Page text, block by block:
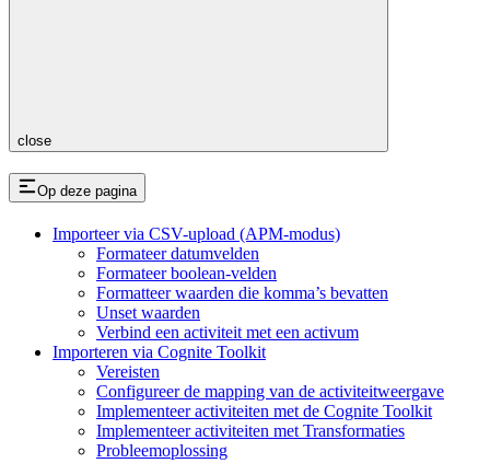
close
Op deze pagina
Importeer via CSV-upload (APM-modus)
Formateer datumvelden
Formateer boolean-velden
Formatteer waarden die komma’s bevatten
Unset waarden
Verbind een activiteit met een activum
Importeren via Cognite Toolkit
Vereisten
Configureer de mapping van de activiteitweergave
Implementeer activiteiten met de Cognite Toolkit
Implementeer activiteiten met Transformaties
Probleemoplossing